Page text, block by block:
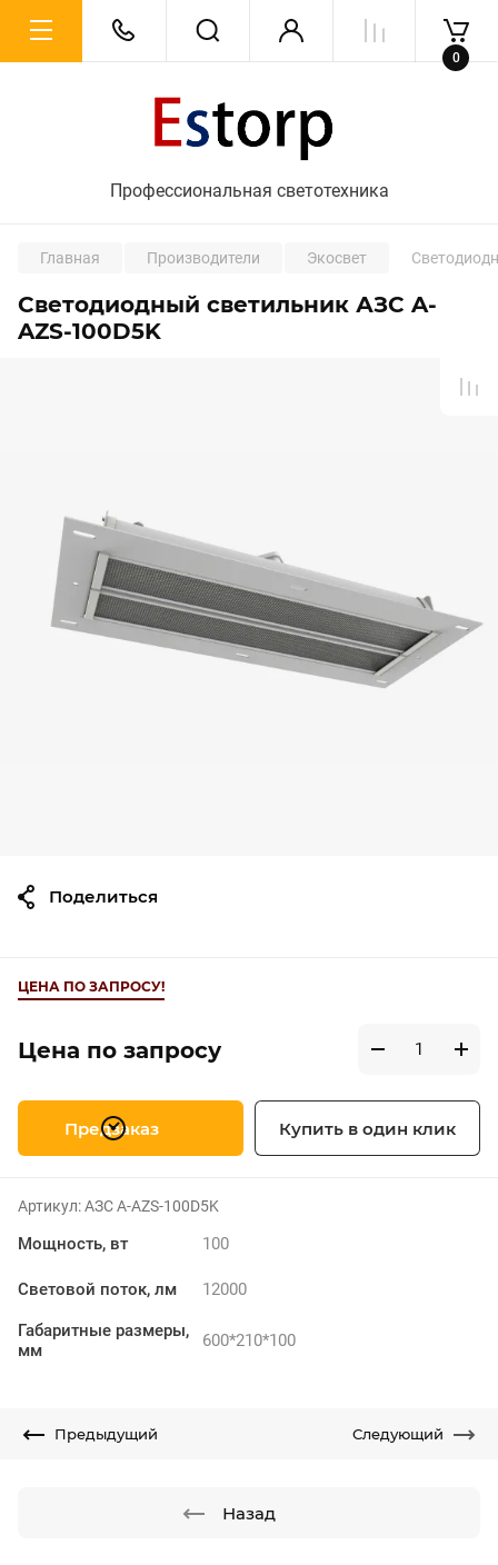
Профессиональная светотехника
0
Главная Производители Экосвет
Светодиодный светильник АЗС A-
AZS-100D5K
ЦЕНА ПО ЗАПРОСУ!
Цена по запросу
Предзаказ Купить в один клик
Артикул:АЗС A-AZS-100D5K
Мощность, вт 100
Световой поток, лм 12000
Габаритные размеры,
мм
600*210*100
Поделиться
Предыдущий Следующий
Назад